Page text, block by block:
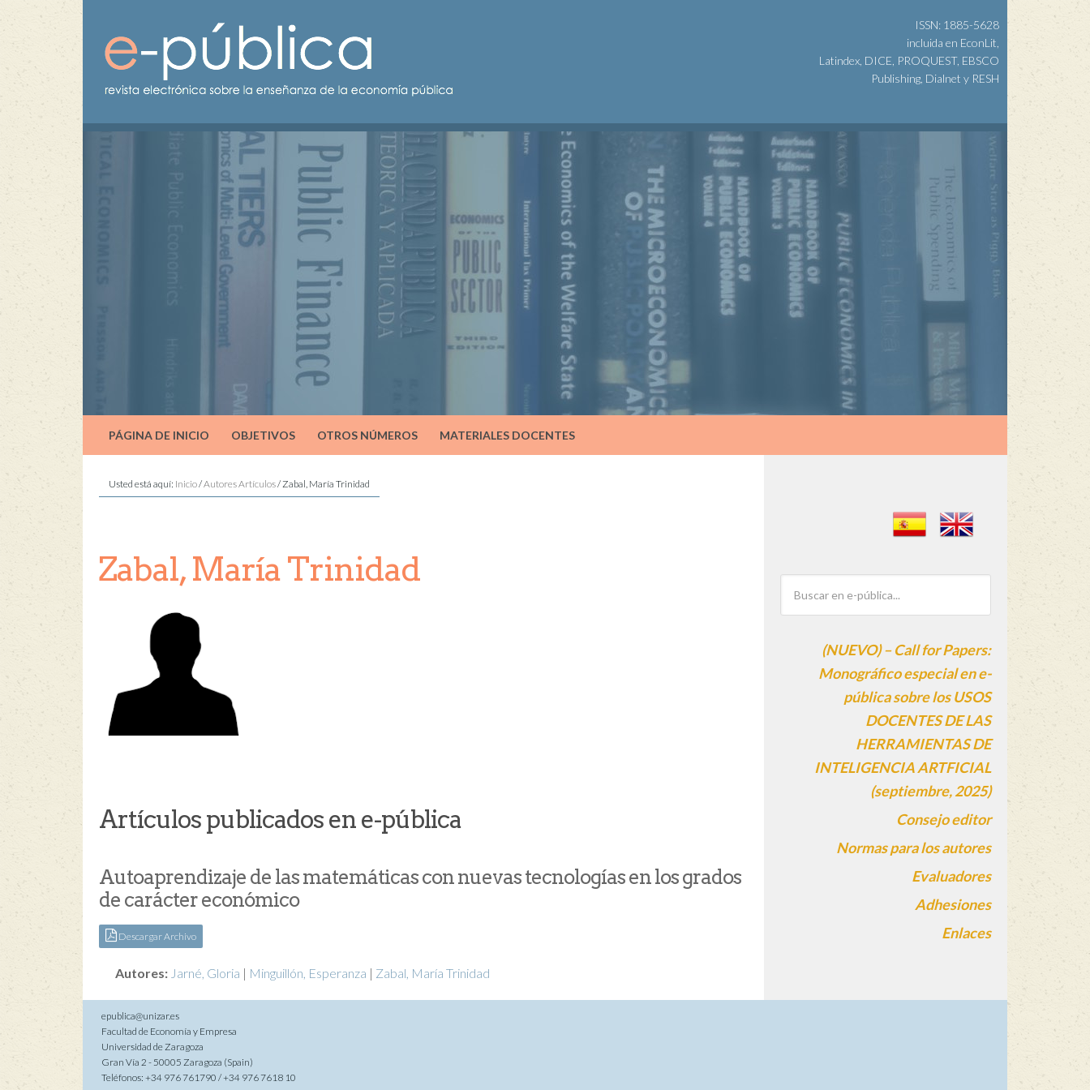
ISSN: 1885-5628
incluida en EconLit,
Latindex, DICE, PROQUEST, EBSCO
Publishing, Dialnet y RESH
PÁGINA DE INICIO OBJETIVOS OTROS NÚMEROS MATERIALES DOCENTES
Usted está aquí: Inicio/Autores Artículos/Zabal, María Trinidad
Zabal, María Trinidad
Artículos publicados en e-pública
Autoaprendizaje de las matemáticas con nuevas tecnologías en los grados
de carácter económico
Descargar Archivo
Autores: Jarné, Gloria | Minguillón, Esperanza | Zabal, María Trinidad
(NUEVO) – Call for Papers:
Monográfico especial en e-
pública sobre los USOS
DOCENTES DE LAS
HERRAMIENTAS DE
INTELIGENCIA ARTFICIAL
(septiembre, 2025)
Consejo editor
Normas para los autores
Evaluadores
Adhesiones
Enlaces
epublica@unizar.es
Facultad de Economía y Empresa
Universidad de Zaragoza
Gran Vía 2 - 50005 Zaragoza (Spain)
Teléfonos: +34 976 761790 / +34 976 7618 10